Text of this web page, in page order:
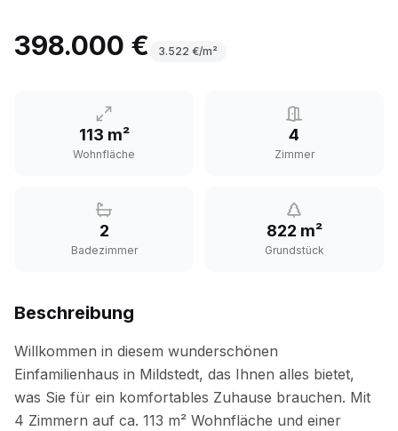
398.000 € 3.522 €/m²
113 m²
Wohnfläche
4
Zimmer
2
Badezimmer
822 m²
Grundstück
Beschreibung